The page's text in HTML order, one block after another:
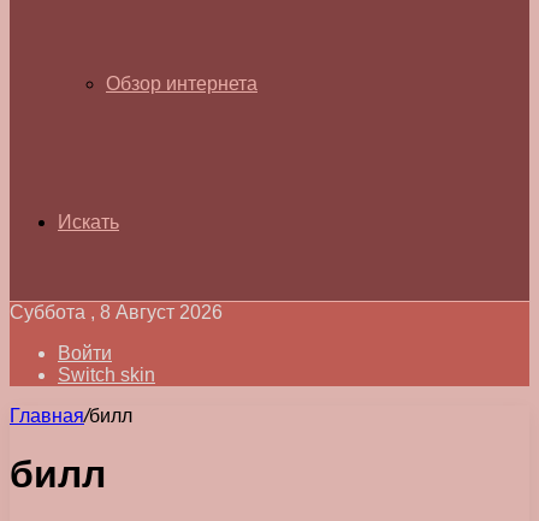
Обзор интернета
Искать
Суббота , 8 Август 2026
Войти
Switch skin
Главная/билл
билл